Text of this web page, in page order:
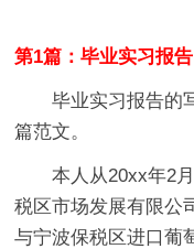
第1篇：毕业实习报告
毕业实习报告的
篇范文。
本人从20xx年2
税区市场发展有限公
与宁波保税区进口葡